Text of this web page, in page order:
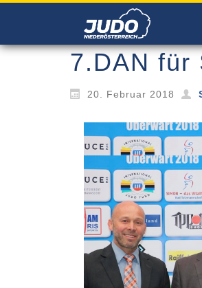
7.DAN für
20. Februar 2018